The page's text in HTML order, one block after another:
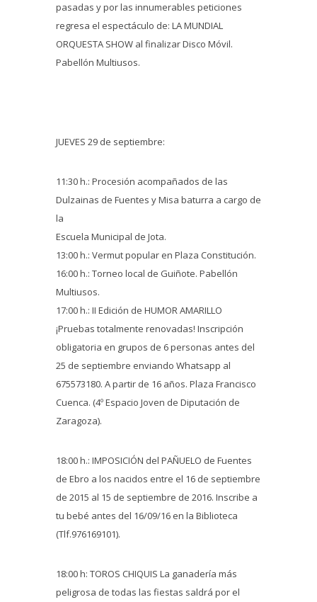
pasadas y por las innumerables peticiones
regresa el espectáculo de: LA MUNDIAL
ORQUESTA SHOW al finalizar Disco Móvil.
Pabellón Multiusos.
JUEVES 29 de septiembre:
11:30 h.: Procesión acompañados de las
Dulzainas de Fuentes y Misa baturra a cargo de
la
Escuela Municipal de Jota.
13:00 h.: Vermut popular en Plaza Constitución.
16:00 h.: Torneo local de Guiñote. Pabellón
Multiusos.
17:00 h.: II Edición de HUMOR AMARILLO
¡Pruebas totalmente renovadas! Inscripción
obligatoria en grupos de 6 personas antes del
25 de septiembre enviando Whatsapp al
675573180. A partir de 16 años. Plaza Francisco
Cuenca. (4º Espacio Joven de Diputación de
Zaragoza).
18:00 h.: IMPOSICIÓN del PAÑUELO de Fuentes
de Ebro a los nacidos entre el 16 de septiembre
de 2015 al 15 de septiembre de 2016. Inscribe a
tu bebé antes del 16/09/16 en la Biblioteca
(Tlf.976169101).
18:00 h: TOROS CHIQUIS La ganadería más
peligrosa de todas las fiestas saldrá por el